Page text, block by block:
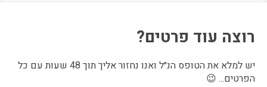
יש למלא את הטופס הנ״ל ואנו נחזור אליך תוך 48 שעות עם כל
הפרטים... 😉